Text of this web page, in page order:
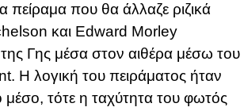
που θα άλλαζε ριζικά
και Edward Morley
Γης μέσα στον αιθέρα μέσω του
. Η λογική του πειράματος ήταν
μέσο, τότε η ταχύτητα του φωτός